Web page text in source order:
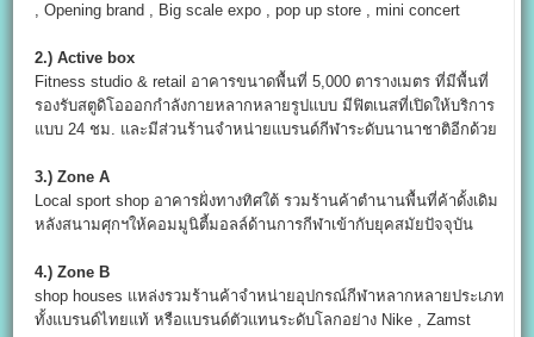
, Opening brand , Big scale expo , pop up store , mini concert
2.) Active box
Fitness studio & retail อาคารขนาดพื้นที่ 5,000 ตารางเมตร ที่มีพื้นที่
รองรับสตูดิโอออกกำลังกายหลากหลายรูปแบบ มีฟิตเนสที่เปิดให้บริการ
แบบ 24 ชม. และมีส่วนร้านจำหน่ายแบรนด์กีฬาระดับนานาชาติอีกด้วย
3.) Zone A
Local sport shop อาคารฝั่งทางทิศใต้ รวมร้านค้าตำนานพื้นที่ค้าดั้งเดิม
หลังสนามศุกฯให้คอมมูนิตี้มอลล์ด้านการกีฬาเข้ากับยุคสมัยปัจจุบัน
4.) Zone B
shop houses แหล่งรวมร้านค้าจำหน่ายอุปกรณ์กีฬาหลากหลายประเภท
ทั้งแบรนด์ไทยแท้ หรือแบรนด์ตัวแทนระดับโลกอย่าง Nike , Zamst